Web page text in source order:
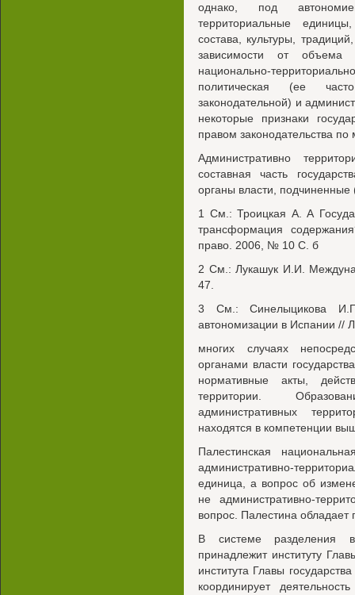
однако, под
территориальные
состава, культуры,
зависимости от
национально-
политическая (ее
законодательной) и
некоторые признаки
правом законодательства
Административно
составная часть
органы власти, подчиненные
1 См.: Троицкая А. А
трансформация
право. 2006, № 10 С. б
2 См.: Лукашук И.И.
47.
3 См.: Синелыцикова
автономизации в Испании //
многих случаях
органами власти
нормативные акты,
территории.
административных
находятся в компетенции
Палестинская
административно-
единица, а вопрос об
не административно-
вопрос. Палестина обладает
В системе разделения
принадлежит институту
института Главы
координирует